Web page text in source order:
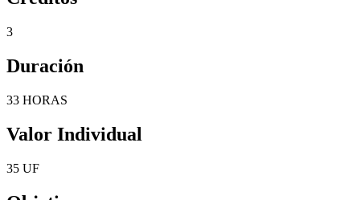
3
Duración
33 HORAS
Valor Individual
35 UF